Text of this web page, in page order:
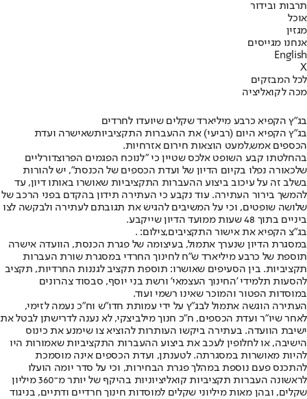
תרבות ובידור
אוכל
מגזין
אנחנו מגייסים
English
X
לכל המבזקים
מכה לקואליציה
בג"ץ הקפיא כרבע מיליארד שקלים שיועדו לחרדים
בג”ץ הקפיא היום (רביעי) את ההעברות התקציביותשאישרה ועדת
הכספים אמש,למעט הוצאות חירום אזרחיות.
בהחלטתו קבע השופט אלכס שטיין כי "לנוכח הפגמים הפרוצדורליים
שלכאורה נפלו בקיום הדיון של ועדת הכספים של הכנסת", יש להורות
בשלב זה על עיכוב ביצוע ההעברות התקציביות שאושרו באותו דיון, עד
להמשך בירור העתירה. עוד נקבע כי העתירה תידון בהקדם בפני הרכב של
שלושה שופטים, וכי על המשיבים להגיש את תגובתם לעתירה ולבקשה לצו
ביניים בתוך 48 שעות ממועד הדיון שייקבע.
בג"צ הקפיא את אישור התקציבים,צילום: .
במסגרת הדיון שנערך אתמול, בעיצומה של פגרת הכנסת, הוועדה אישרה
תוספת של כרבע מיליארד ש"ח לחינוך החרדי במסגרת שורת העברות
תקציביות. בין הסעיפים שאושרו: תוספת תקציב לגננות החרדיות, תקציב
להסעות תלמידי 'החינוך העצמאי' ורשת בני יוסף, סבסוד צהרונים
במוסדות הפטור והמוכר שאינו רשמי ועוד.
העתירה הוגשה אתמול לבג”ץ על ידי עמותת חדו”ש וח”כ נעמה לזימי,
לאחר שיו”ר ועדת הכספים, ח”כ חנוך מילביצקי, לא נענה לדרישתן לבטל את
ישיבת הוועדה. בעתירה ביקשו העותרות להוציא צו שימנע את כינוס
הישיבה, או לחלופין לעכב את ביצוע ההעברות התקציביות שאמורות היו
להיות מאושרות במסגרתה. לטענתן, ועדת הכספים אינה מוסמכת
להתכנס פעם נוספת במהלך פגרת הבחירות, וכי על סדר יומה הועלו
לראשונה העברות תקציביות קואליציוניות בהיקף של יותר מ־360 מיליון
שקלים, ובהן מאות מיליוני שקלים למוסדות חינוך חרדיים ודתיים, בניגוד